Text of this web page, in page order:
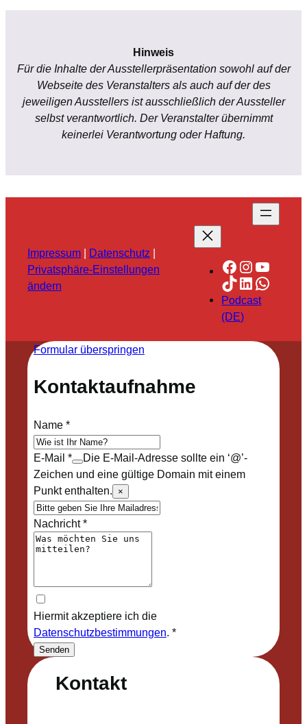
Hinweis
Für die Inhalte der Ausstellerpräsentation sowohl auf der
Webseite des Veranstalters als auch auf der des
jeweiligen Ausstellers ist ausschließlich der Aussteller
selbst verantwortlich. Der Veranstalter übernimmt
keinerlei Verantwortung oder Haftung.
Impressum | Datenschutz |
Privatsphäre-Einstellungen
ändern
Facebook
TikTok
LinkedIn
Podcast
(DE)
Kontakt
Formular überspringen
Kontaktaufnahme
Name*
E-Mail *
Die E-Mail-Adresse sollte ein ‘@’-
Zeichen und eine gültige Domain mit einem
Punkt enthalten.
×
Nachricht*
Hiermit akzeptiere ich die
Datenschutzbestimmungen *
Senden